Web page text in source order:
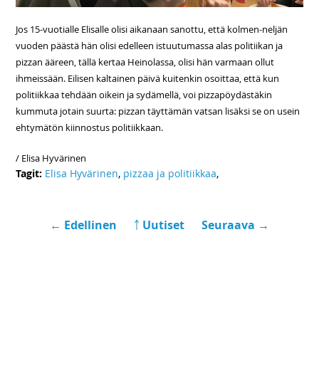
Jos 15-vuotialle Elisalle olisi aikanaan sanottu, että kolmen-neljän
vuoden päästä hän olisi edelleen istuutumassa alas politiikan ja
pizzan ääreen, tällä kertaa Heinolassa, olisi hän varmaan ollut
ihmeissään. Eilisen kaltainen päivä kuitenkin osoittaa, että kun
politiikkaa tehdään oikein ja sydämellä, voi pizzapöydästäkin
kummuta jotain suurta: pizzan täyttämän vatsan lisäksi se on usein
ehtymätön kiinnostus politiikkaan.
/ Elisa Hyvärinen
Tagit: Elisa Hyvärinen, pizzaa ja politiikkaa,
← Edellinen ￪ Uutiset Seuraava →